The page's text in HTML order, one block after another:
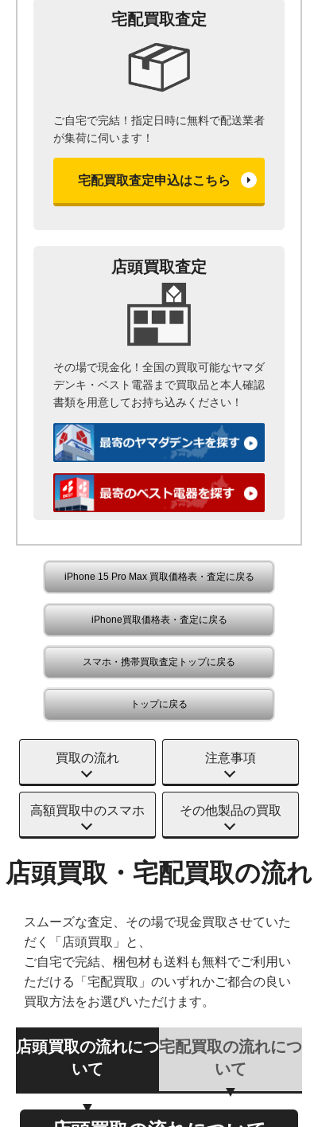
宅配買取査定
ご自宅で完結！指定日時に無料で配送業者
が集荷に伺います！
宅配買取査定申込はこちら
店頭買取査定
その場で現金化！全国の買取可能なヤマダ
デンキ・ベスト電器まで買取品と本人確認
書類を用意してお持ち込みください！
iPhone 15 Pro Max 買取価格表・査定に戻る
iPhone買取価格表・査定に戻る
スマホ・携帯買取査定トップに戻る
トップに戻る
買取の流れ 注意事項
高額買取中のスマホ その他製品の買取
店頭買取・宅配買取の流れ
スムーズな査定、その場で現金買取させていた
だく「店頭買取」と、
ご自宅で完結、梱包材も送料も無料でご利用い
ただける「宅配買取」のいずれかご都合の良い
買取方法をお選びいただけます。
店頭買取の流れにつ
いて
宅配買取の流れにつ
いて